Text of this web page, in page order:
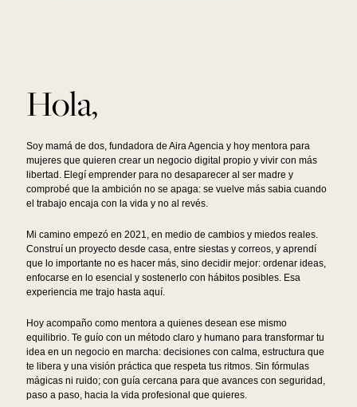
Hola,
Soy mamá de dos, fundadora de Aira Agencia y hoy mentora para
mujeres que quieren crear un negocio digital propio y vivir con más
libertad. Elegí emprender para no desaparecer al ser madre y
comprobé que la ambición no se apaga: se vuelve más sabia cuando
el trabajo encaja con la vida y no al revés.
Mi camino empezó en 2021, en medio de cambios y miedos reales.
Construí un proyecto desde casa, entre siestas y correos, y aprendí
que lo importante no es hacer más, sino decidir mejor: ordenar ideas,
enfocarse en lo esencial y sostenerlo con hábitos posibles. Esa
experiencia me trajo hasta aquí.
Hoy acompaño como mentora a quienes desean ese mismo
equilibrio. Te guío con un método claro y humano para transformar tu
idea en un negocio en marcha: decisiones con calma, estructura que
te libera y una visión práctica que respeta tus ritmos. Sin fórmulas
mágicas ni ruido; con guía cercana para que avances con seguridad,
paso a paso, hacia la vida profesional que quieres.